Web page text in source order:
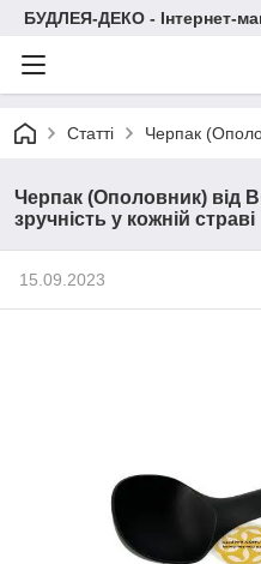
БУДЛЕЯ-ДЕКО - Інтернет-
Статті Черпак
Черпак (Ополовник) від
зручність у кожній страві
15.09.2023